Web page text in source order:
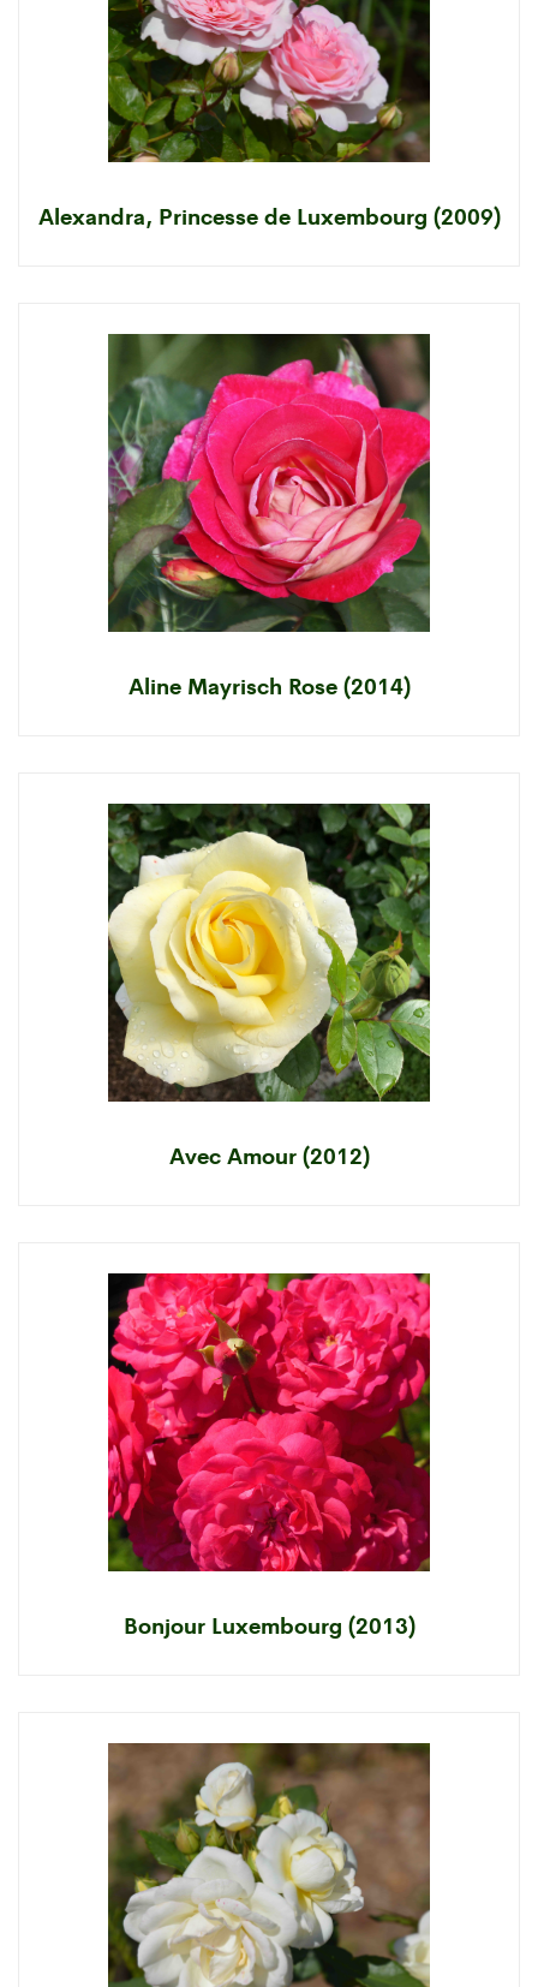
Alexandra, Princesse de Luxembourg (2009)
Aline Mayrisch Rose (2014)
Avec Amour (2012)
Bonjour Luxembourg (2013)